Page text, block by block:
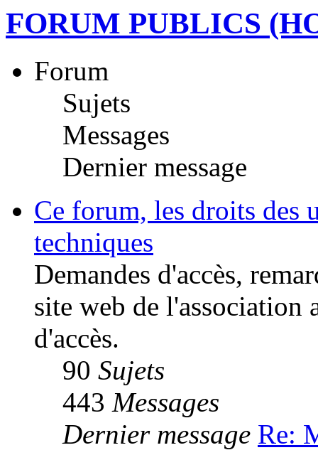
FORUM PUBLICS
Forum
Sujets
Messages
Dernier message
Ce forum, les droits des
techniques
Demandes d'accès,
site web de l'association
d'accès.
90 Sujets
443 Messages
Dernier message Re: